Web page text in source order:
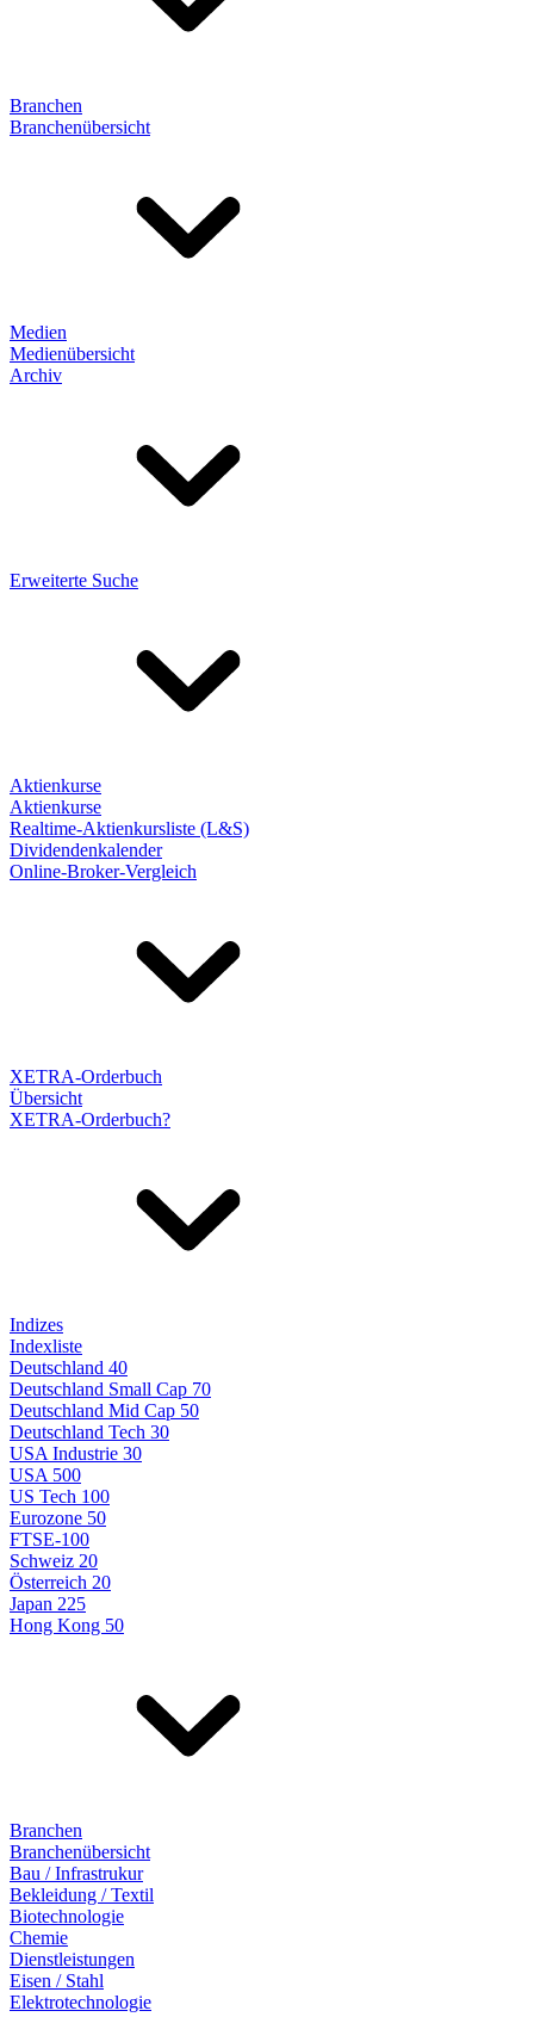
Branchen
Branchenübersicht
Medien
Medienübersicht
Archiv
Erweiterte Suche
Aktienkurse
Aktienkurse
Realtime-Aktienkursliste (L&S)
Dividendenkalender
Online-Broker-Vergleich
XETRA-Orderbuch
Übersicht
XETRA-Orderbuch?
Indizes
Indexliste
Deutschland 40
Deutschland Small Cap 70
Deutschland Mid Cap 50
Deutschland Tech 30
USA Industrie 30
USA 500
US Tech 100
Eurozone 50
FTSE-100
Schweiz 20
Österreich 20
Japan 225
Hong Kong 50
Branchen
Branchenübersicht
Bau / Infrastrukur
Bekleidung / Textil
Biotechnologie
Chemie
Dienstleistungen
Eisen / Stahl
Elektrotechnologie